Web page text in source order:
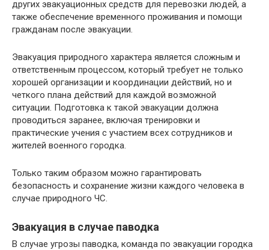
других эвакуационных средств для перевозки людей, а
также обеспечение временного проживания и помощи
гражданам после эвакуации.
Эвакуация природного характера является сложным и
ответственным процессом, который требует не только
хорошей организации и координации действий, но и
четкого плана действий для каждой возможной
ситуации. Подготовка к такой эвакуации должна
проводиться заранее, включая тренировки и
практические учения с участием всех сотрудников и
жителей военного городка.
Только таким образом можно гарантировать
безопасность и сохранение жизни каждого человека в
случае природного ЧС.
Эвакуация в случае паводка
В случае угрозы паводка, команда по эвакуации городка